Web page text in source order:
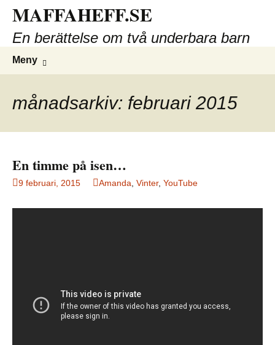
innehåll
MAFFAHEFF.SE
En berättelse om två underbara barn
Meny
månadsarkiv: februari 2015
En timme på isen…
9 februari, 2015 Amanda Vinter, YouTube